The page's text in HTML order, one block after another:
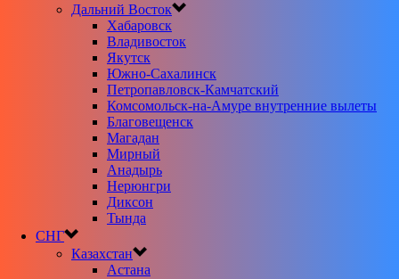
Дальний Восток
Хабаровск
Владивосток
Якутск
Южно-Сахалинск
Петропавловск-Камчатский
Комсомольск-на-Амуре внутренние вылеты
Благовещенск
Магадан
Мирный
Анадырь
Нерюнгри
Диксон
Тында
СНГ
Казахстан
Астана